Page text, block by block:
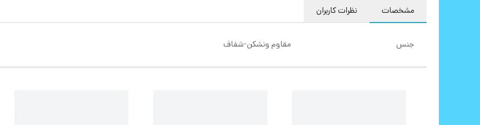
مشخصات نظرات کاربران
جنس مقاوم ونشکن-شفاف